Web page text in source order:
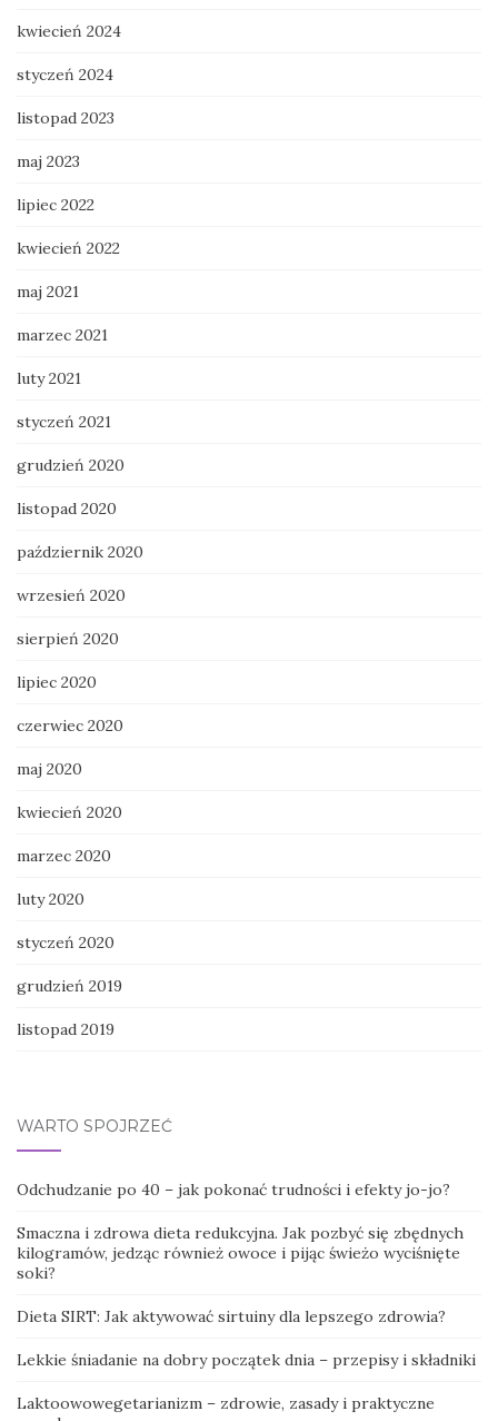
kwiecień 2024
styczeń 2024
listopad 2023
maj 2023
lipiec 2022
kwiecień 2022
maj 2021
marzec 2021
luty 2021
styczeń 2021
grudzień 2020
listopad 2020
październik 2020
wrzesień 2020
sierpień 2020
lipiec 2020
czerwiec 2020
maj 2020
kwiecień 2020
marzec 2020
luty 2020
styczeń 2020
grudzień 2019
listopad 2019
WARTO SPOJRZEĆ
Odchudzanie po 40 – jak pokonać trudności i efekty jo-jo?
Smaczna i zdrowa dieta redukcyjna. Jak pozbyć się zbędnych
kilogramów, jedząc również owoce i pijąc świeżo wyciśnięte
soki?
Dieta SIRT: Jak aktywować sirtuiny dla lepszego zdrowia?
Lekkie śniadanie na dobry początek dnia – przepisy i składniki
Laktoowowegetarianizm – zdrowie, zasady i praktyczne